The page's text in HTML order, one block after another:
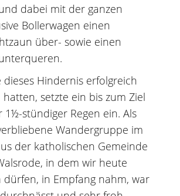
dabei mit der ganzen
Bollerwagen einen
über- sowie einen
dieses Hindernis erfolgreich
setzte ein bis zum Ziel
stündiger Regen ein. Als
Wandergruppe im
der katholischen Gemeinde
in dem wir heute
in Empfang nahm, war